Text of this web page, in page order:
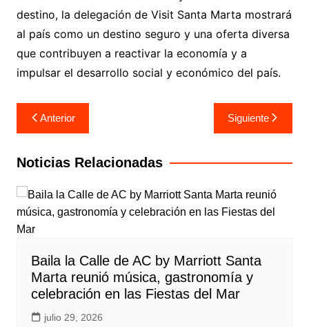
destino, la delegación de Visit Santa Marta mostrará
al país como un destino seguro y una oferta diversa
que contribuyen a reactivar la economía y a
impulsar el desarrollo social y económico del país.
Navegación
de
entradas
Anterior Siguiente
Noticias Relacionadas
Baila la Calle de AC by Marriott Santa
Marta reunió música, gastronomía y
celebración en las Fiestas del Mar
julio 29, 2026